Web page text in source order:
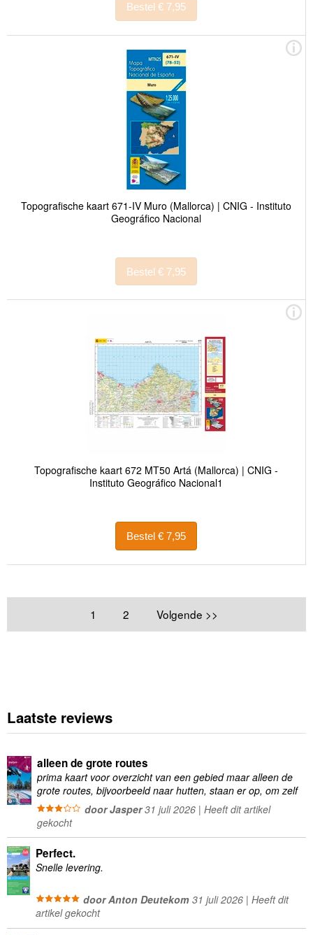
Bestel € 7,95
Topografische kaart 671-IV Muro (Mallorca) | CNIG - Instituto
Geográfico Nacional
Bestel € 7,95
Topografische kaart 672 MT50 Artá (Mallorca) | CNIG -
Instituto Geográfico Nacional1
Bestel € 7,95
1 2 Volgende >>
Laatste reviews
alleen de grote routes
prima kaart voor overzicht van een gebied maar alleen de
grote routes, bijvoorbeeld naar hutten, staan er op, om zelf
wandelingen te plannen minder geschikt
door Jasper31 juli 2026 | Heeft dit artikel
gekocht
Perfect.
Snelle levering.
door Anton Deutekom31 juli 2026 | Heeft dit
artikel gekocht